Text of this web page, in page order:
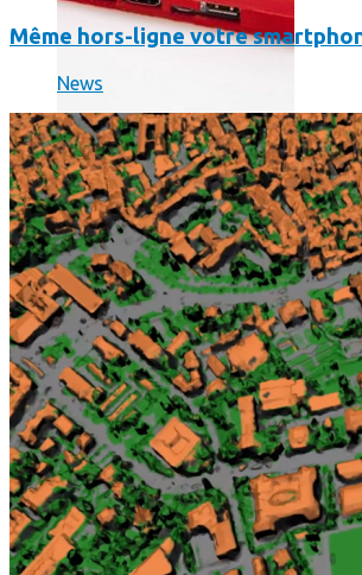
Science
Science
La science-fiction, c’est du passé, la
Même hors-ligne votre
News